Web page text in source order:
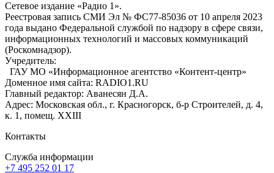
Сетевое издание «Радио 1».
Реестровая запись СМИ Эл № ФС77-85036 от 10 апреля 2023
года выдано Федеральной службой по надзору в сфере связи,
информационных технологий и массовых коммуникаций
(Роскомнадзор).
Учредитель:
ГАУ МО «Информационное агентство «Контент-центр»
Доменное имя сайта: RADIO1.RU
Главный редактор: Аванесян Д.А.
Адрес: Московская обл., г. Красногорск, б-р Строителей, д. 4,
к. 1, помещ. XXIII
Контакты
Служба информации
+7 495 252 01 17